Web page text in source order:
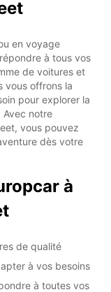
en voyage
à tous vos
de voitures et
vous offrons la
pour explorer la
Avec notre
vous pouvez
dès votre
à
de qualité
à vos besoins
à toutes vos